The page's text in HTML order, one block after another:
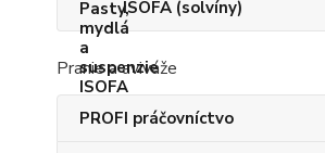
ISOFA (solvíny)
Pranie a aviváže
PROFI práčovníctvo